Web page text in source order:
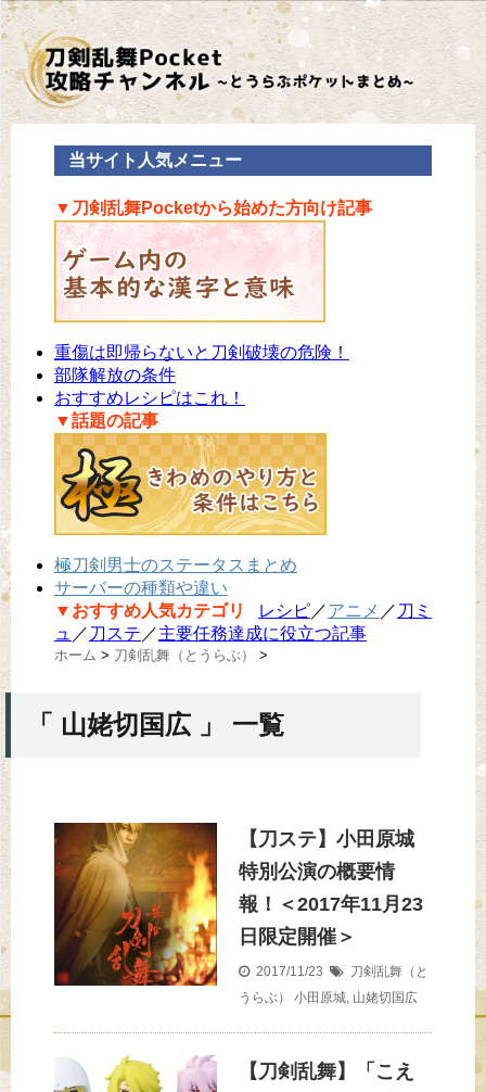
当サイト人気メニュー
▼刀剣乱舞Pocketから始めた方向け記事
重傷は即帰らないと刀剣破壊の危険！
部隊解放の条件
おすすめレシピはこれ！
▼話題の記事
極刀剣男士のステータスまとめ
サーバーの種類や違い
▼おすすめ人気カテゴリ
レシピ／アニメ ／ 刀ミ
ュ ／ 刀ステ ／主要任務達成に役立つ記事
ホーム > 刀剣乱舞（とうらぶ） >
「 山姥切国広 」 一覧
【刀ステ】小田原城
特別公演の概要情
報！＜2017年11月23
日限定開催＞
2017/11/23
刀剣乱舞（と
うらぶ）
小田原城, 山姥切国広
【刀剣乱舞】「こえ